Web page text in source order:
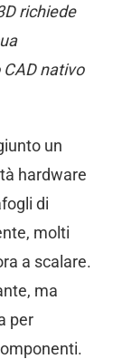
richiede
nativo
un
hardware
di
molti
a scalare.
ma
per